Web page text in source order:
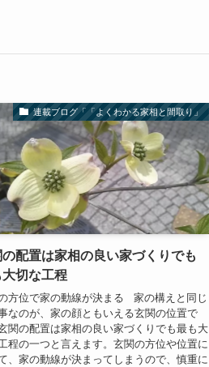
連載ブログ「「よくわかる家相と間取り」
配置は家相の良い家づくりでも
切な工程
方位で家の動線が決まる 家の構えと同じ
なのが、家の顔ともいえる玄関の位置で
関の配置は家相の良い家づくりでも最も大
程の一つと言えます。玄関の方位や位置に
、家の動線が決まってしまうので、慎重に